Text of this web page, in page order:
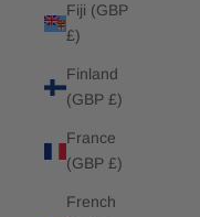
Fiji (GBP
£)
Finland
(GBP £)
France
(GBP £)
French